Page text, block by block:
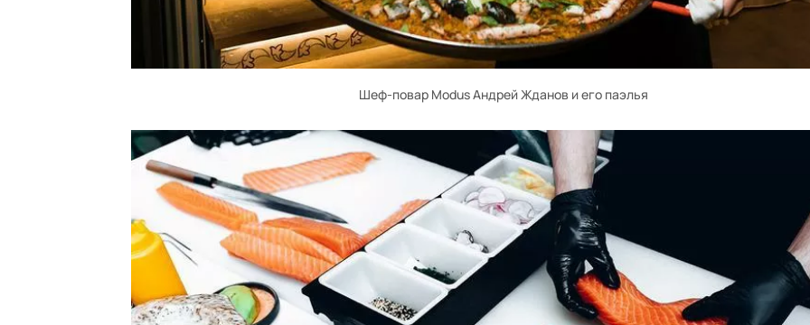
Шеф-повар Modus Андрей Жданов и его паэлья